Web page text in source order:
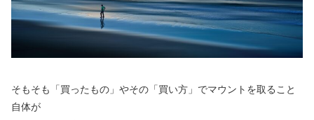
そもそも「買ったもの」やその「買い方」でマウントを取ること
自体が